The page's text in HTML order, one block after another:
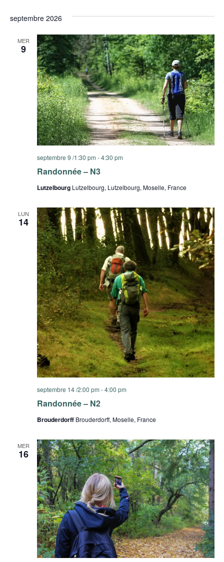
et
de
vues
date.
septembre 2026
MER
9
Randonnée – N3
septembre 9 /1:30 pm -4:30 pm
Lutzelbourg Lutzelbourg, Lutzelbourg, Moselle, France
LUN
14
Randonnée – N2
septembre 14 /2:00 pm -4:00 pm
Brouderdorff Brouderdorff, Moselle, France
MER
16